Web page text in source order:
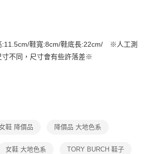
、不需綁卡、不需儲值。
，簡訊認證，即可結帳。
服務後，再付款。
結帳流程】
先享後付」後，將跳轉至「AFTEE先享後付」
並確認金額後，即可完成結帳。
取消欲退款等相關疑問，請聯繫「AFTEE先享後付
:11.5cm/鞋寬:8cm/鞋底長:22cm/ ※人工測
寸不同，尺寸會有些許落差※
鞋 降價品 降價品 大地色系
女鞋 大地色系 TORY BURCH 鞋子